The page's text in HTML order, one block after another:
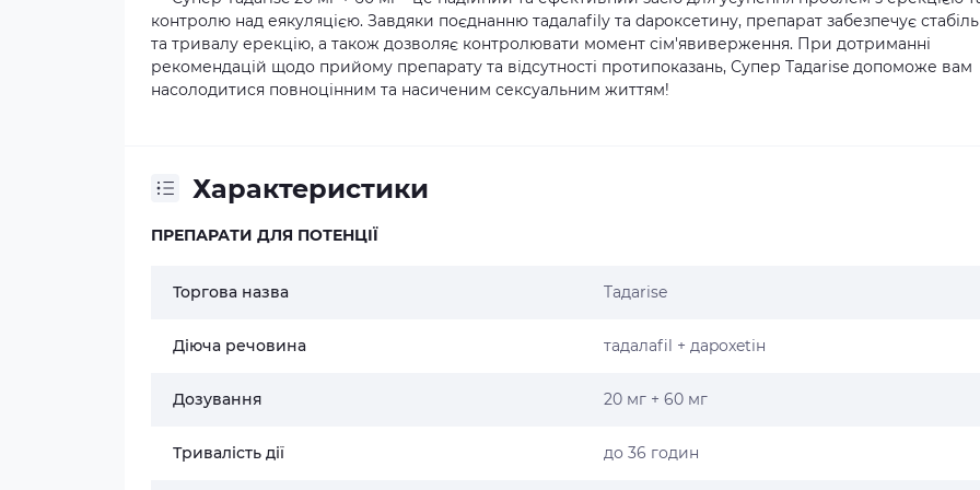
контролю над еякуляцією. Завдяки поєднанню тадалafilу та dapoксетину, препарат забезпечує
та тривалу ерекцію, а також дозволяє контролювати момент сім'явиверження. При дотриманні
рекомендацій щодо прийому препарату та відсутності протипоказань, Супер Taдаrise допоможе вам
насолодитися повноцінним та насиченим сексуальним життям!
Характеристики
ПРЕПАРАТИ ДЛЯ ПОТЕНЦІЇ
Торгова назва Taдаrise
Діюча речовина тадалafil + даpoxetін
Дозування 20 мг + 60 мг
Тривалість дії до 36 годин